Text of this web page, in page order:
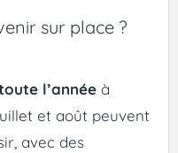
sur place ?
l’année à
et août peuvent
avec des